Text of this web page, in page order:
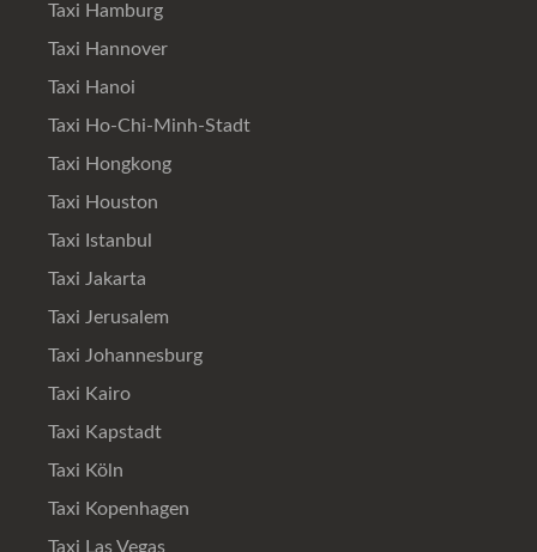
Taxi Hamburg
Taxi Hannover
Taxi Hanoi
Taxi Ho-Chi-Minh-Stadt
Taxi Hongkong
Taxi Houston
Taxi Istanbul
Taxi Jakarta
Taxi Jerusalem
Taxi Johannesburg
Taxi Kairo
Taxi Kapstadt
Taxi Köln
Taxi Kopenhagen
Taxi Las Vegas